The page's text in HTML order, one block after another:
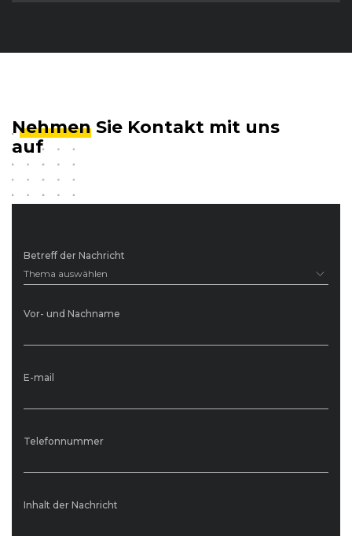
Betreff der Nachricht
Thema auswählen
Vor- und Nachname
E-mail
Telefonnummer
Inhalt der Nachricht
Nehmen Sie Kontakt mit uns
auf